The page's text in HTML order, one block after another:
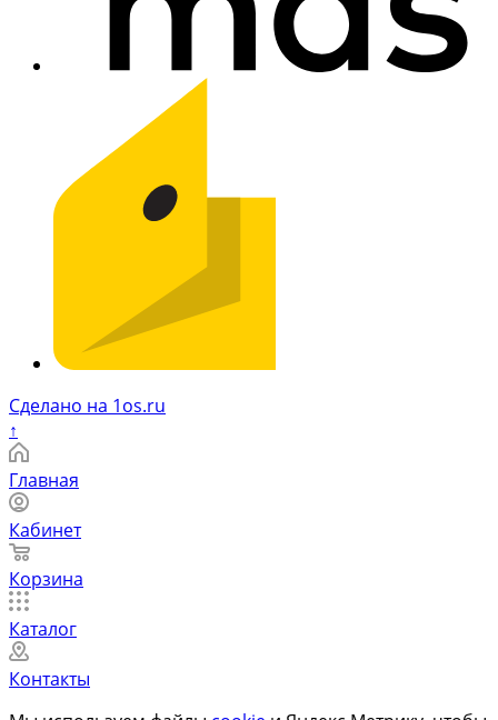
Сделано на 1os.ru
↑
Главная
Кабинет
Корзина
Каталог
Контакты